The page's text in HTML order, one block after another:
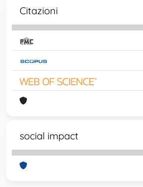
Citazioni
social impact